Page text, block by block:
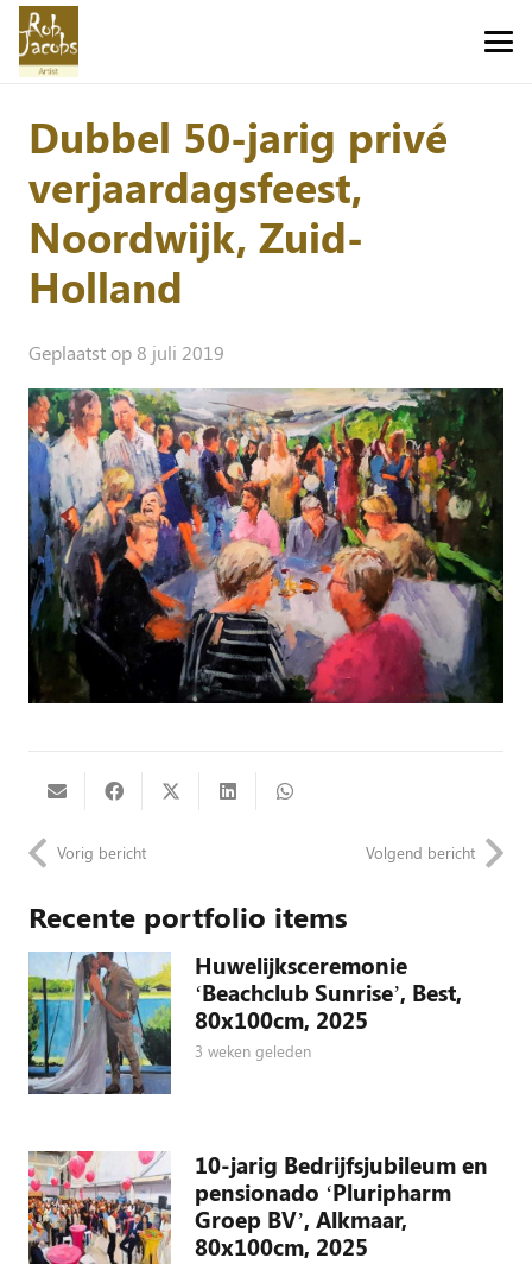
Dubbel 50-jarig privé
verjaardagsfeest,
Noordwijk, Zuid-
Holland
Geplaatst op 8 juli 2019
Vorig bericht Volgend bericht
Recente portfolio items
Huwelijksceremonie
‘Beachclub Sunrise’, Best,
80x100cm, 2025
3 weken geleden
10-jarig Bedrijfsjubileum en
pensionado ‘Pluripharm
Groep BV’, Alkmaar,
80x100cm, 2025